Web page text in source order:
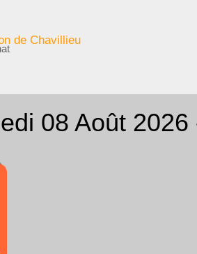
de Chavillieu
08 Août 2026